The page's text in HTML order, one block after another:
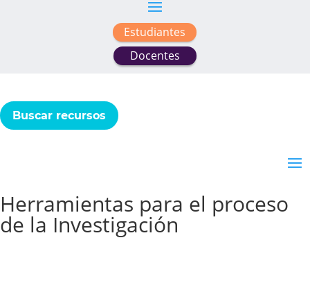
Estudiantes
Docentes
Buscar recursos
Herramientas para el proceso
de la Investigación